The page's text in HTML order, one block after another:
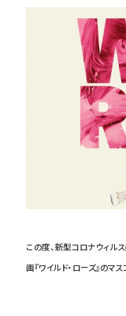
この度、新型コロナウィル
画『ワイルド・ローズ』のマ